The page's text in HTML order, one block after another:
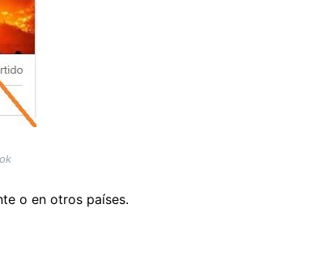
o en otros países.